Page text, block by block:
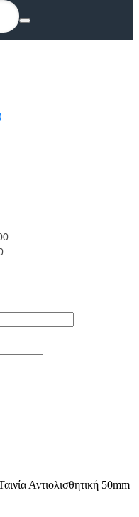
Αντιολισθητική 50mm